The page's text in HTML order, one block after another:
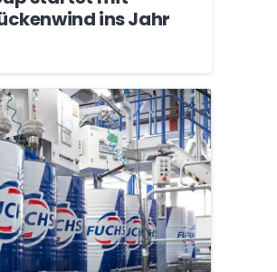
ins Jahr